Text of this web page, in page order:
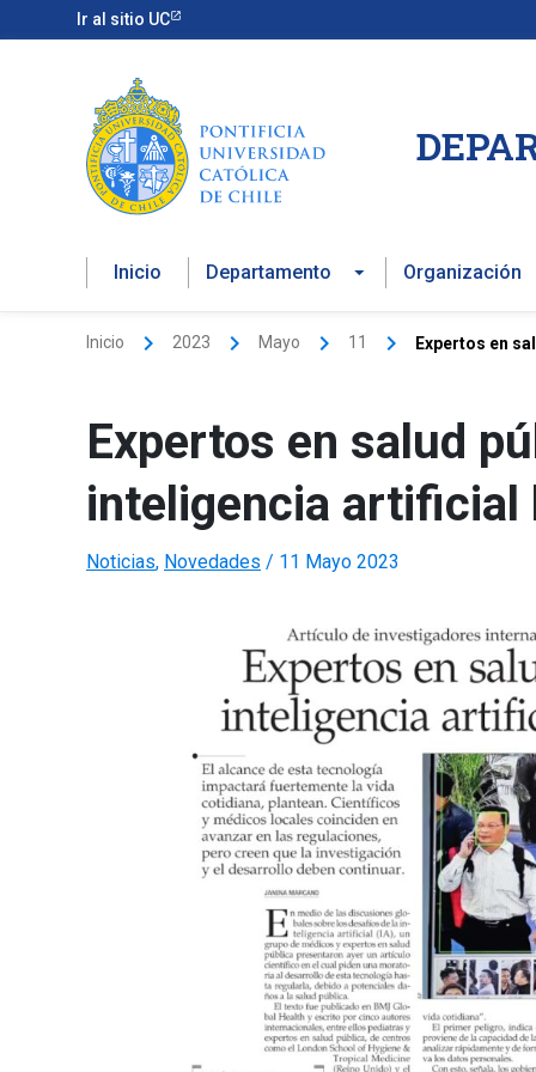
al
Ir al sitio UC
Inicio Departamento Organización
Inicio 2023 Mayo 11 Expertos en
Expertos en salud
inteligencia artificial
Noticias, Novedades / 11 Mayo 2023